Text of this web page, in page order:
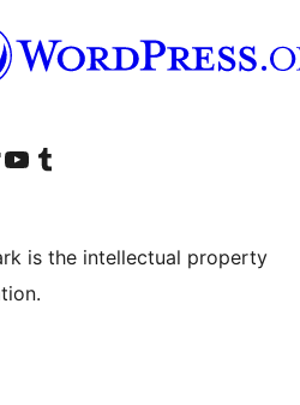
Instagram
de LinkedIn
cuenta de TikTok
Visita nuestro canal de YouTube
Visita nuestra cuenta de Tumblr
is the intellectual property